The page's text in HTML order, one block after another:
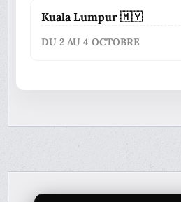
Kuala Lumpur 🇲🇾
DU 2 AU 4 OCTOBRE